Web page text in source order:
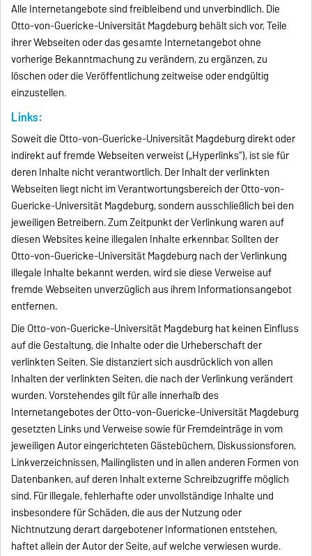
Alle Internetangebote sind freibleibend und unverbindlich. Die
Otto-von-Guericke-Universität Magdeburg behält sich vor, Teile
ihrer Webseiten oder das gesamte Internetangebot ohne
vorherige Bekanntmachung zu verändern, zu ergänzen, zu
löschen oder die Veröffentlichung zeitweise oder endgültig
einzustellen.
Links:
Soweit die Otto-von-Guericke-Universität Magdeburg direkt oder
indirekt auf fremde Webseiten verweist („Hyperlinks“), ist sie für
deren Inhalte nicht verantwortlich. Der Inhalt der verlinkten
Webseiten liegt nicht im Verantwortungsbereich der Otto-von-
Guericke-Universität Magdeburg, sondern ausschließlich bei den
jeweiligen Betreibern. Zum Zeitpunkt der Verlinkung waren auf
diesen Websites keine illegalen Inhalte erkennbar. Sollten der
Otto-von-Guericke-Universität Magdeburg nach der Verlinkung
illegale Inhalte bekannt werden, wird sie diese Verweise auf
fremde Webseiten unverzüglich aus ihrem Informationsangebot
entfernen.
Die Otto-von-Guericke-Universität Magdeburg hat keinen Einfluss
auf die Gestaltung, die Inhalte oder die Urheberschaft der
verlinkten Seiten. Sie distanziert sich ausdrücklich von allen
Inhalten der verlinkten Seiten, die nach der Verlinkung verändert
wurden. Vorstehendes gilt für alle innerhalb des
Internetangebotes der Otto-von-Guericke-Universität Magdeburg
gesetzten Links und Verweise sowie für Fremdeinträge in vom
jeweiligen Autor eingerichteten Gästebüchern, Diskussionsforen,
Linkverzeichnissen, Mailinglisten und in allen anderen Formen von
Datenbanken, auf deren Inhalt externe Schreibzugriffe möglich
sind. Für illegale, fehlerhafte oder unvollständige Inhalte und
insbesondere für Schäden, die aus der Nutzung oder
Nichtnutzung derart dargebotener Informationen entstehen,
haftet allein der Autor der Seite, auf welche verwiesen wurde.